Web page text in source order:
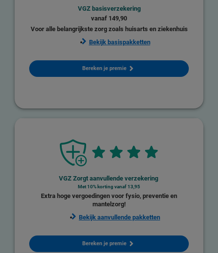
VGZ basisverzekering
vanaf 149,90
Voor alle belangrijkste zorg zoals huisarts en ziekenhuis
Bekijk basispakketten
Bereken je premie
VGZ Zorgt aanvullende verzekering
Met 10% korting vanaf 13,95
Extra hoge vergoedingen voor fysio, preventie en
mantelzorg!
Bekijk aanvullende pakketten
Bereken je premie